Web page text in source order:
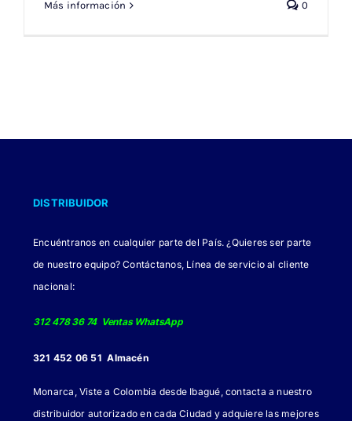
Más información 0
DISTRIBUIDOR
Encuéntranos en cualquier parte del País. ¿Quieres ser parte
de nuestro equipo? Contáctanos, Línea de servicio al cliente
nacional:
312 478 36 74 Ventas WhatsApp
321 452 06 51 Almacén
Monarca, Viste a Colombia desde Ibagué, contacta a nuestro
distribuidor autorizado en cada Ciudad y adquiere las mejores